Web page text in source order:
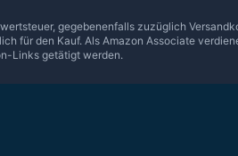
gegebenenfalls zuzüglich
für den Kauf. Als Amazon Associate
Links getätigt werden.